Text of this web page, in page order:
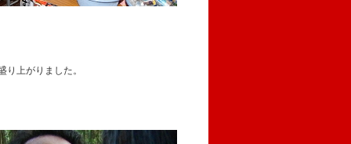
上がりました。